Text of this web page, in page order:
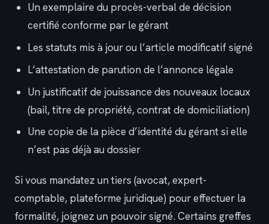
Un exemplaire du procès-verbal de décision
certifié conforme par le gérant
Les statuts mis à jour ou l’article modificatif signé
L’attestation de parution de l’annonce légale
Un justificatif de jouissance des nouveaux locaux
(bail, titre de propriété, contrat de domiciliation)
Une copie de la pièce d’identité du gérant si elle
n’est pas déjà au dossier
Si vous mandatez un tiers (avocat, expert-
comptable, plateforme juridique) pour effectuer la
formalité, joignez un pouvoir signé. Certains greffes